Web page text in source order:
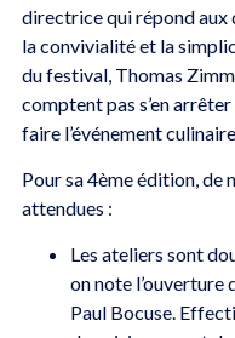
directrice qui répond aux
la convivialité et la
du festival, Thomas
comptent pas s’en
faire l’événement
Pour sa 4ème édition, de
attendues :
Les ateliers sont
on note l’ouverture
Paul Bocuse.